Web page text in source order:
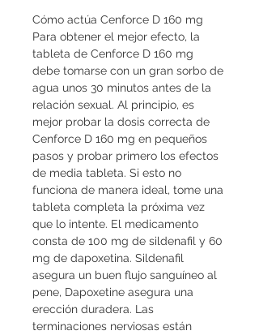
Cómo actúa Cenforce D 160 mg
Para obtener el mejor efecto, la
tableta de Cenforce D 160 mg
debe tomarse con un gran sorbo de
agua unos 30 minutos antes de la
relación sexual. Al principio, es
mejor probar la dosis correcta de
Cenforce D 160 mg en pequeños
pasos y probar primero los efectos
de media tableta. Si esto no
funciona de manera ideal, tome una
tableta completa la próxima vez
que lo intente. El medicamento
consta de 100 mg de sildenafil y 60
mg de dapoxetina. Sildenafil
asegura un buen flujo sanguíneo al
pene, Dapoxetine asegura una
erección duradera. Las
terminaciones nerviosas están